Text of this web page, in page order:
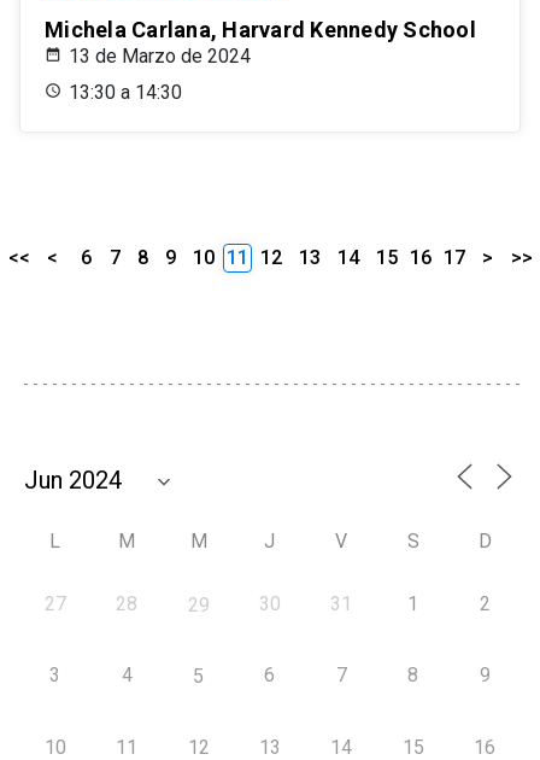
Michela Carlana, Harvard Kennedy School
13 de Marzo de 2024
13:30 a 14:30
<< < 6 7 8 9 10 11 12 13 14 15 16 17 > >>
L M M J V S D
27 28 29 30 31 1 2
3 4 5 6 7 8 9
10 11 12 13 14 15 16